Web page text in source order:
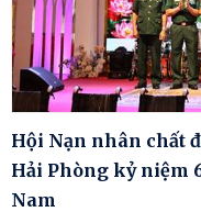
Hội Nạn nhân chất
Hải Phòng kỷ niệm
Nam